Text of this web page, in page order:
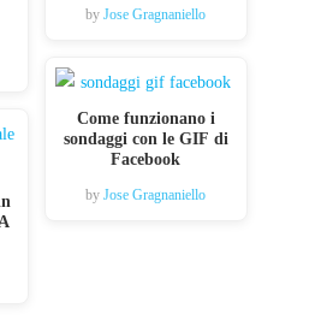
byJose Gragnaniello
Come funzionano i
sondaggi con le GIF di
Facebook
byJose Gragnaniello